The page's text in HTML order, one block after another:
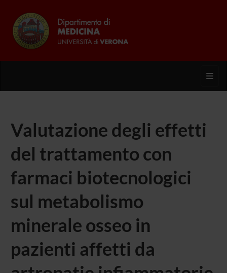
Valutazione degli effetti
del trattamento con
farmaci biotecnologici
sul metabolismo
minerale osseo in
pazienti affetti da